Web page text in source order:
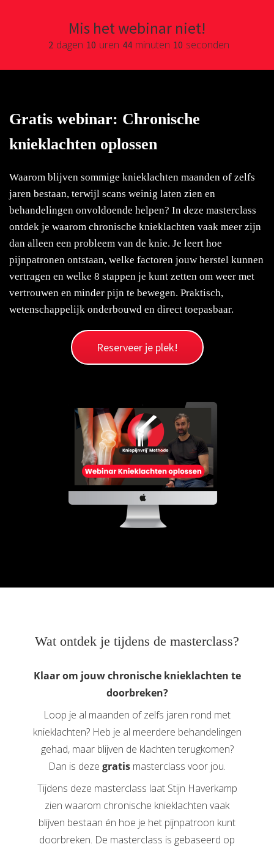
Mis het webinar niet!
2 dagen 10 uren 44 minuten 10 seconden
Gratis webinar: Chronische
knieklachten oplossen
Waarom blijven sommige knieklachten maanden of zelfs
jaren bestaan, terwijl scans weinig laten zien en
behandelingen onvoldoende helpen? In deze masterclass
ontdek je waarom chronische knieklachten vaak meer zijn
dan alleen een probleem van de knie. Je leert hoe
pijnpatronen ontstaan, welke factoren jouw herstel kunnen
vertragen en welke 8 stappen je kunt zetten om weer met
vertrouwen en minder pijn te bewegen. Praktisch,
wetenschappelijk onderbouwd en direct toepasbaar.
Reserveer je plek!
Wat ontdek je tijdens de masterclass?
Klaar om jouw chronische knieklachten te
doorbreken?
Loop je al maanden of zelfs jaren rond met
knieklachten? Heb je al meerdere behandelingen
gehad, maar blijven de klachten terugkomen?
Dan is deze gratis masterclass voor jou.
Tijdens deze masterclass laat Stijn Haverkamp
zien waarom chronische knieklachten vaak
blijven bestaan én hoe je het pijnpatroon kunt
doorbreken. De masterclass is gebaseerd op
zijn
om
te
Ze
deze
kan de
niet
website-